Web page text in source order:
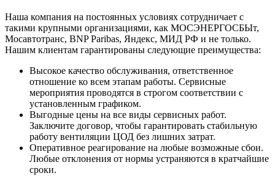
Наша компания на постоянных условиях сотрудничает с
такими крупными организациями, как МОСЭНЕРГОСБЫт,
Мосавтотранс, BNP Paribas, Яндекс, МИД РФ и не только.
Нашим клиентам гарантированы следующие преимущества:
Высокое качество обслуживания, ответственное
отношение ко всем этапам работы. Сервисные
мероприятия проводятся в строгом соответствии с
установленным графиком.
Выгодные цены на все виды сервисных работ.
Заключите договор, чтобы гарантировать стабильную
работу вентиляции ЦОД без лишних затрат.
Оперативное реагирование на любые возможные сбои.
Любые отклонения от нормы устраняются в кратчайшие
сроки.